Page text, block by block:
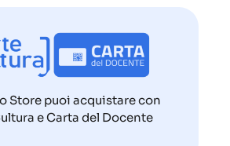
Store puoi acquistare con
e Carta del Docente